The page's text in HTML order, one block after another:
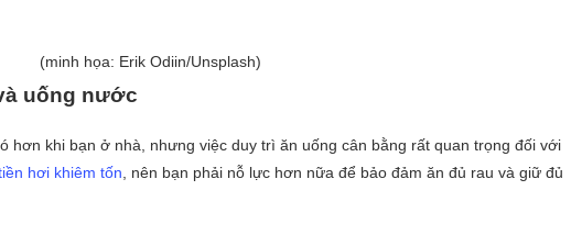
(minh họa: Erik Odiin/Unsplash)
uống nước
hơn khi bạn ở nhà, nhưng việc duy trì ăn uống cân bằng rất quan trọng đối với
hơi khiêm tốn , nên bạn phải nỗ lực hơn nữa để bảo đảm ăn đủ rau và giữ đủ